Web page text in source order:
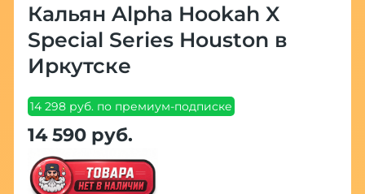
Кальян Alpha Hookah X
Special Series Houston в
Иркутске
14 298 руб. по премиум-подписке
14 590 руб.